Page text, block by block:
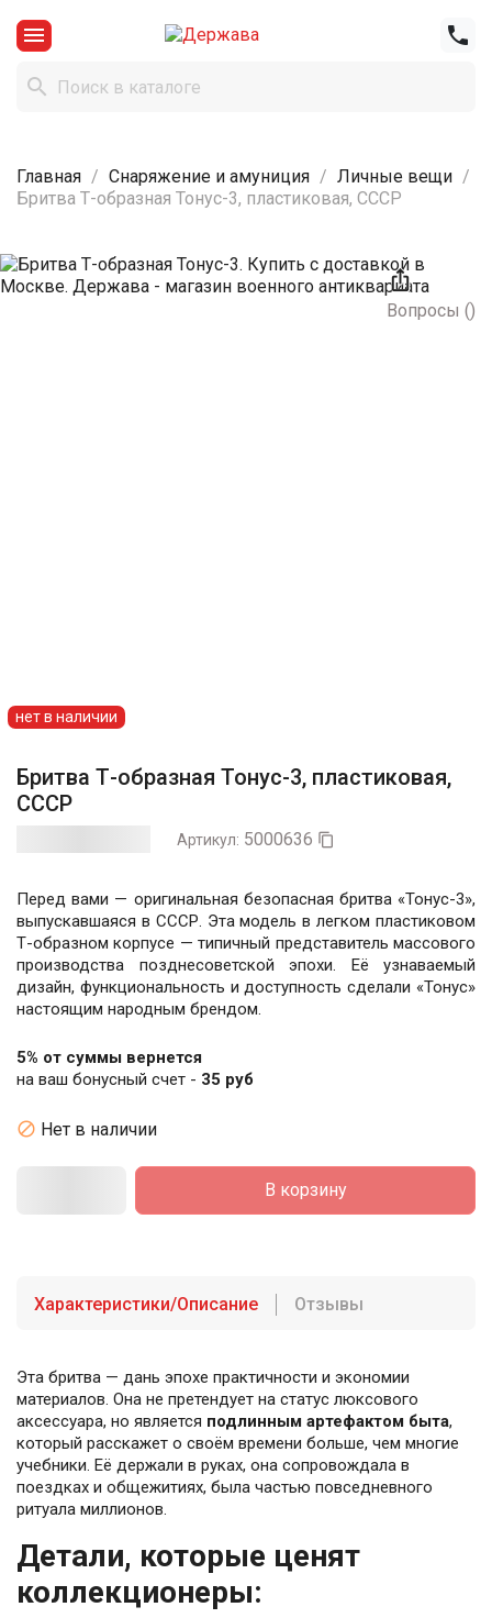



Главная Снаряжение и амуниция
Личные вещи
Бритва Т-образная Тонус-3, пластиковая, СССР

Вопросы ()
нет в наличии
Бритва Т-образная Тонус-3, пластиковая,
СССР
Артикул: 5000636 
Перед вами — оригинальная безопасная бритва «Тонус-3»,
выпускавшаяся в СССР. Эта модель в легком пластиковом
Т-образном корпусе — типичный представитель массового
производства позднесоветской эпохи. Её узнаваемый
дизайн, функциональность и доступность сделали «Тонус»
настоящим народным брендом.
5% от суммы вернется
на ваш бонусный счет - 35 руб
 Нет в наличии
В корзину
Характеристики/Описание Отзывы
Эта бритва — дань эпохе практичности и экономии
материалов. Она не претендует на статус люксового
аксессуара, но является подлинным артефактом быта,
который расскажет о своём времени больше, чем многие
учебники. Её держали в руках, она сопровождала в
поездках и общежитиях, была частью повседневного
ритуала миллионов.
Детали, которые ценят
коллекционеры: